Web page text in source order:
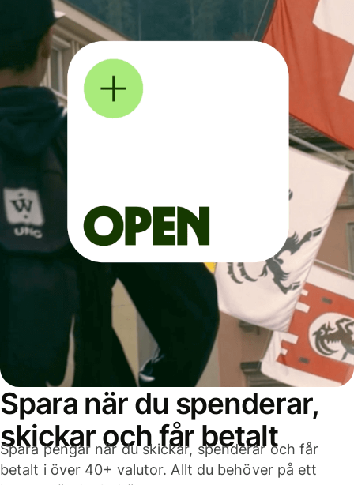
Spara när du spenderar,
skickar och får betalt
Spara pengar när du skickar, spenderar och får
betalt i över 40+ valutor. Allt du behöver på ett